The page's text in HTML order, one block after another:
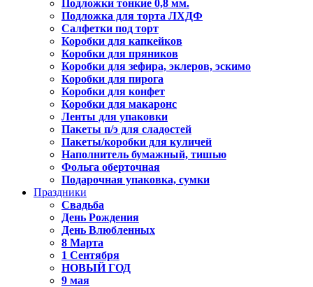
Подложки тонкие 0,8 мм.
Подложка для торта ЛХДФ
Салфетки под торт
Коробки для капкейков
Коробки для пряников
Коробки для зефира, эклеров, эскимо
Коробки для пирога
Коробки для конфет
Коробки для макаронс
Ленты для упаковки
Пакеты п/э для сладостей
Пакеты/коробки для куличей
Наполнитель бумажный, тишью
Фольга оберточная
Подарочная упаковка, сумки
Праздники
Свадьба
День Рождения
День Влюбленных
8 Марта
1 Сентября
НОВЫЙ ГОД
9 мая